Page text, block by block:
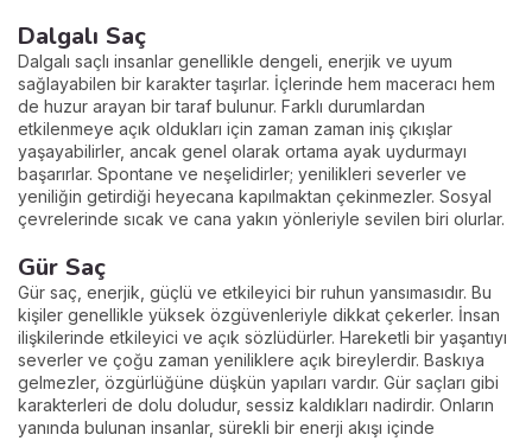
Dalgalı Saç
Dalgalı saçlı insanlar genellikle dengeli, enerjik ve uyum
sağlayabilen bir karakter taşırlar. İçlerinde hem maceracı hem
de huzur arayan bir taraf bulunur. Farklı durumlardan
etkilenmeye açık oldukları için zaman zaman iniş çıkışlar
yaşayabilirler, ancak genel olarak ortama ayak uydurmayı
başarırlar. Spontane ve neşelidirler; yenilikleri severler ve
yeniliğin getirdiği heyecana kapılmaktan çekinmezler. Sosyal
çevrelerinde sıcak ve cana yakın yönleriyle sevilen biri olurlar.
Gür Saç
Gür saç, enerjik, güçlü ve etkileyici bir ruhun yansımasıdır. Bu
kişiler genellikle yüksek özgüvenleriyle dikkat çekerler. İnsan
ilişkilerinde etkileyici ve açık sözlüdürler. Hareketli bir yaşantıyı
severler ve çoğu zaman yeniliklere açık bireylerdir. Baskıya
gelmezler, özgürlüğüne düşkün yapıları vardır. Gür saçları gibi
karakterleri de dolu doludur, sessiz kaldıkları nadirdir. Onların
yanında bulunan insanlar, sürekli bir enerji akışı içinde